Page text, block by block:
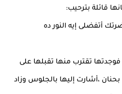
قائلة بترحيب:
أتفضلى إيه النور ده
تقترب منها تقبلها على
،أشارت إليها بالجلوس وزاد